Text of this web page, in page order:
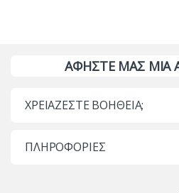
ΑΦΗΣΤΕ ΜΑΣ ΜΙΑ
ΧΡΕΙΑΖΕΣΤΕ ΒΟΗΘΕΙΑ;
ΠΛΗΡΟΦΟΡΙΕΣ